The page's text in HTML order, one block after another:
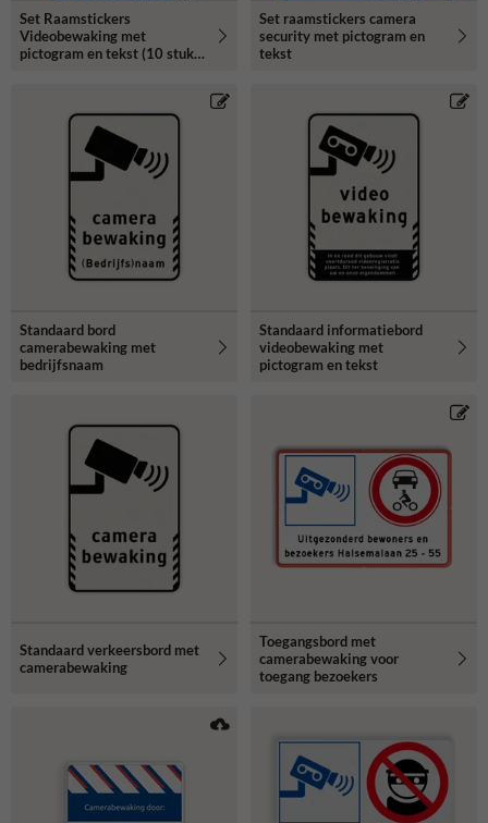
Set Raamstickers
Videobewaking met
pictogram en tekst (10 stuks)
Set raamstickers camera
security met pictogram en
tekst
Standaard bord
camerabewaking met
bedrijfsnaam
Standaard informatiebord
videobewaking met
pictogram en tekst
Standaard verkeersbord met
camerabewaking
Toegangsbord met
camerabewaking voor
toegang bezoekers